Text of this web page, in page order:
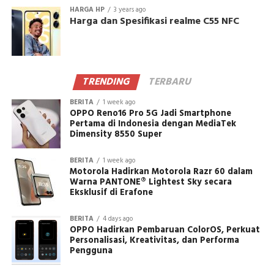
HARGA HP 3 years ago
Harga dan Spesifikasi realme C55 NFC
TRENDING TERBARU
BERITA 1 week ago
OPPO Reno16 Pro 5G Jadi Smartphone
Pertama di Indonesia dengan MediaTek
Dimensity 8550 Super
BERITA 1 week ago
Motorola Hadirkan Motorola Razr 60 dalam
Warna PANTONE® Lightest Sky secara
Eksklusif di Erafone
BERITA 4 days ago
OPPO Hadirkan Pembaruan ColorOS, Perkuat
Personalisasi, Kreativitas, dan Performa
Pengguna